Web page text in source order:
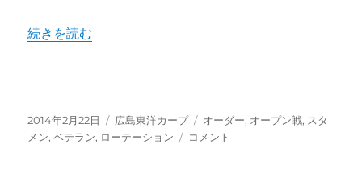
“オープン戦開幕！2014年スタメンとローテーションを
続きを読む
投
稿
2014年2月22日
カ
テ
広島東洋カープ
タ
グ
オーダー, オープン戦, スタ
メン,ベテラン, ローテーション
オ
コメント